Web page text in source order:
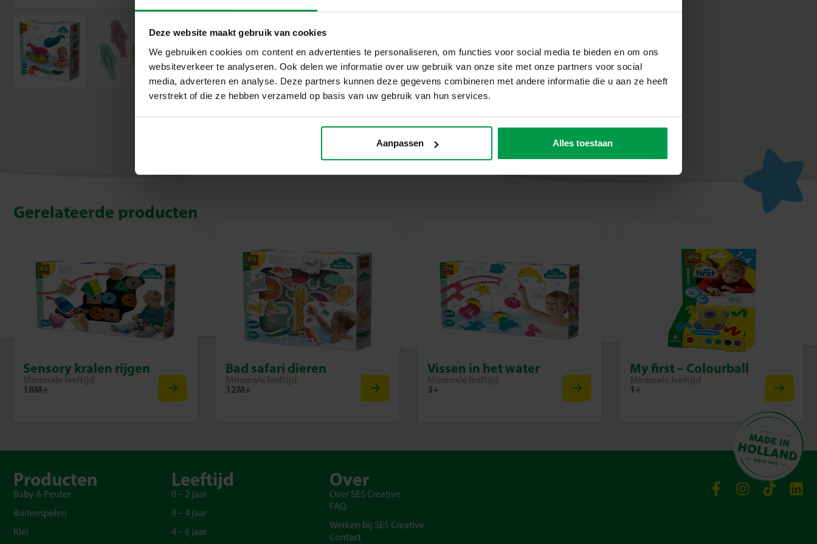
Deze website maakt gebruik van cookies
We gebruiken cookies om content en advertenties te personaliseren, om functies voor social media te bieden en om ons
websiteverkeer te analyseren. Ook delen we informatie over uw gebruik van onze site met onze partners voor social
media, adverteren en analyse. Deze partners kunnen deze gegevens combineren met andere informatie die u aan ze heeft
verstrekt of die ze hebben verzameld op basis van uw gebruik van hun services.
Aanpassen Alles toestaan
multifunctionele set. Perfect voor urenlang speelplezier in het water!
Gerelateerde producten
Sensory kralen rijgen
18M+
Bad safari dieren
12M+
Vissen in het water
3+
My first – Colourball
Minimale leeftijd
1+
Producten
Baby & Peuter
Buitenspelen
Klei
Leeftijd
0 – 2 jaar
3 – 4 jaar
4 – 6 jaar
Over
Over SES Creative
FAQ
Werken bij SES Creative
Contact